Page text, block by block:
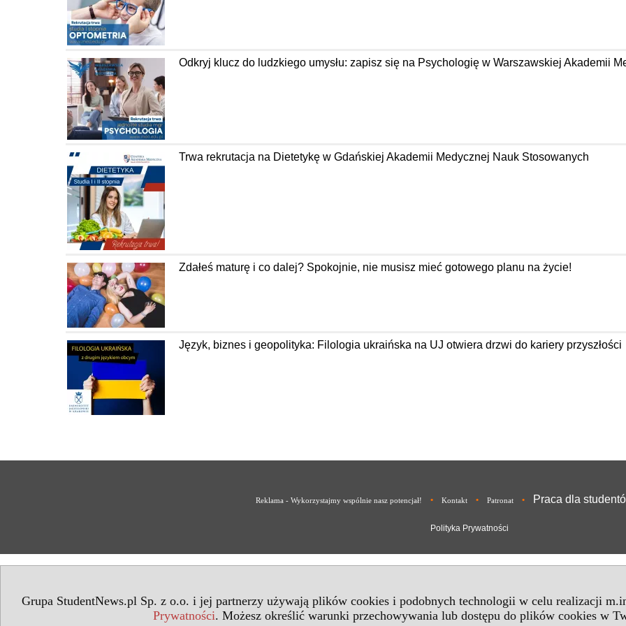
Grupa StudentNews.pl Sp. z o.o. i jej partnerzy używają plików cookies i podobnych technologii w celu realizacji
Prywatności. Możesz określić warunki przechowywania lub dostępu do plików cookies w
Odkryj klucz do ludzkiego umysłu: zapisz się na Psychologię w Warszawskiej Akademii
Trwa rekrutacja na Dietetykę w Gdańskiej Akademii Medycznej Nauk Stosowanych
Zdałeś maturę i co dalej? Spokojnie, nie musisz mieć gotowego planu na życie!
Język, biznes i geopolityka: Filologia ukraińska na UJ otwiera drzwi do kariery przyszłości
Reklama - Wykorzystajmy wspólnie nasz potencjał! • Kontakt • Patronat • Praca dla
Polityka Prywatności